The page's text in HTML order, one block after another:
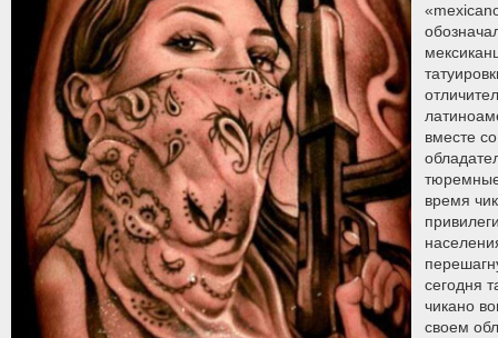
вместе
время
сегодня
чикано
своем